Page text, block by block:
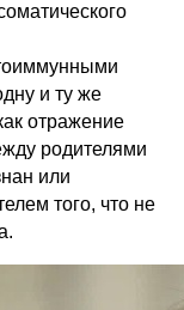
и ту же
отражение
родителями
или
того, что не